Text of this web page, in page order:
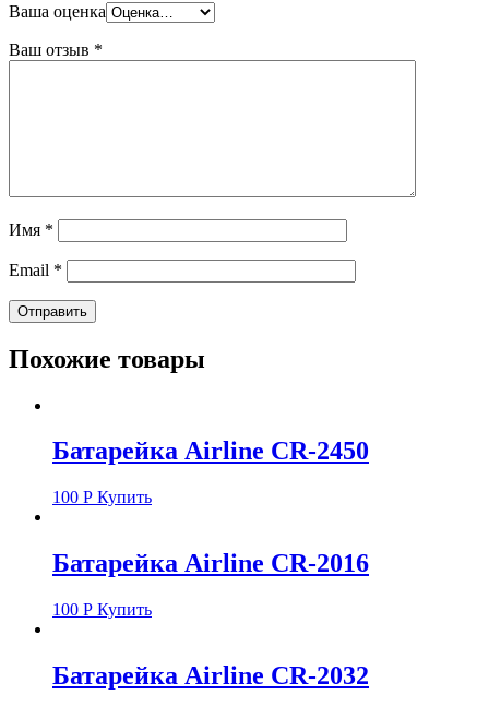
Ваша оценка
Ваш отзыв *
Имя *
Email *
Похожие товары
Батарейка Airline CR-2450
100 Р Купить
Батарейка Airline CR-2016
100 Р Купить
Батарейка Airline CR-2032